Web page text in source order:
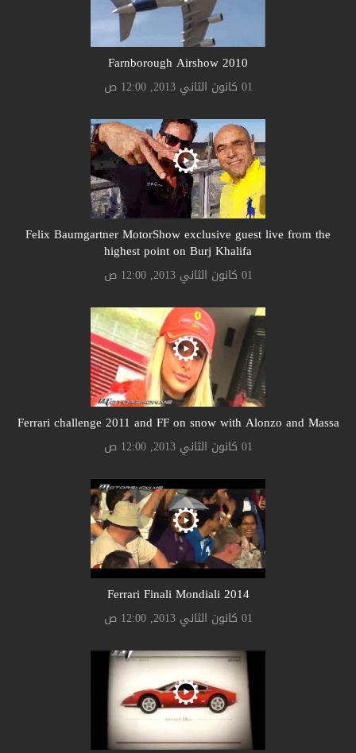
Farnborough Airshow 2010
01 كانون الثاني 2013, 12:00 ص
Felix Baumgartner MotorShow exclusive guest live from the
highest point on Burj Khalifa
01 كانون الثاني 2013, 12:00 ص
Ferrari challenge 2011 and FF on snow with Alonzo and Massa
01 كانون الثاني 2013, 12:00 ص
Ferrari Finali Mondiali 2014
01 كانون الثاني 2013, 12:00 ص